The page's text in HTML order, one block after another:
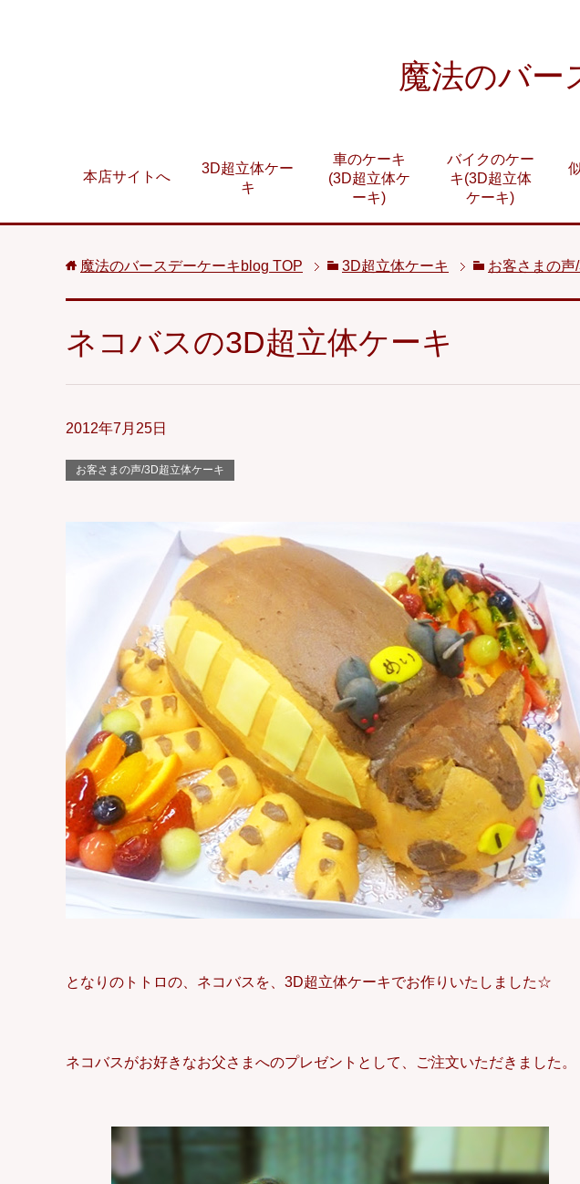
魔法のバー
本店サイトへ
3D超立体ケー
キ
車のケーキ
(3D超立体ケ
ーキ)
バイクのケー
キ(3D超立体
ケーキ)
魔法のバースデーケーキblog TOP 3D超立体ケーキ お客さまの声
ネコバスの3D超立体ケーキ
2012年7月25日
お客さまの声/3D超立体ケーキ
となりのトトロの、ネコバスを、3D超立体ケーキでお作りいたしました☆
ネコバスがお好きなお父さまへのプレゼントとして、ご注文いただきました。